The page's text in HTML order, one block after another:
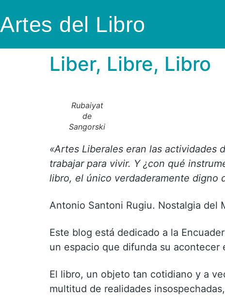
Artes del Libro
Liber, Libre, Libro
Rubaiyat
de
Sangorski
«Artes Liberales eran las actividades
trabajar para vivir. Y ¿con qué
libro, el único verdaderamente digno
Antonio Santoni Rugiu. Nostalgia del
Este blog está dedicado a la
un espacio que difunda su
El libro, un objeto tan cotidiano y a
multitud de realidades